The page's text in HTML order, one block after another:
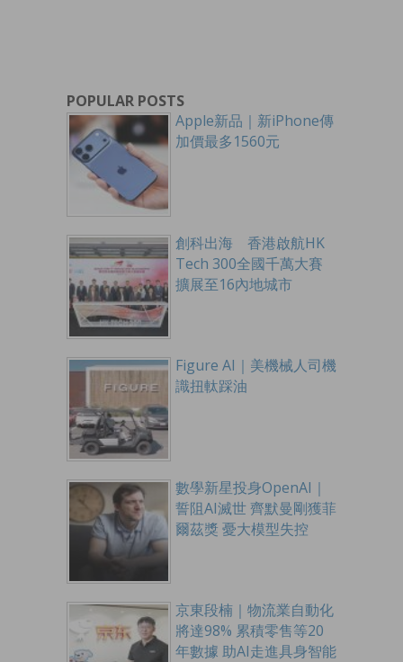
POPULAR POSTS
Apple新品｜新iPhone傳
加價最多1560元
創科出海 香港啟航HK
Tech 300全國千萬大賽
擴展至16內地城市
Figure AI｜美機械人司機
識扭軚踩油
數學新星投身OpenAI｜
誓阻AI滅世 齊默曼剛獲菲
爾茲獎 憂大模型失控
京東段楠｜物流業自動化
將達98% 累積零售等20
年數據 助AI走進具身智能